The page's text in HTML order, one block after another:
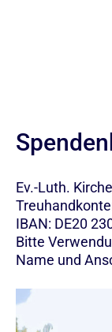
Ev.-Luth.
IBAN: DE20
Bitte
Name und